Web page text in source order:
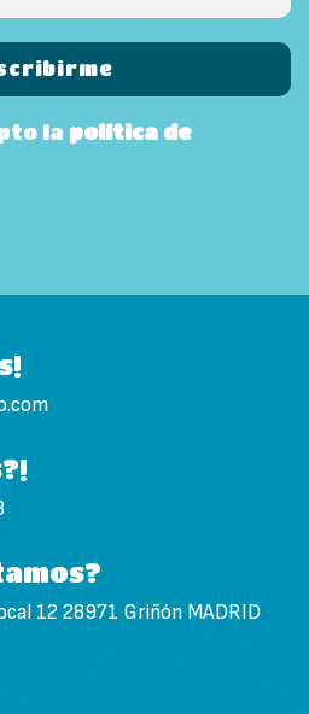
la política de
12 28971 Griñón MADRID